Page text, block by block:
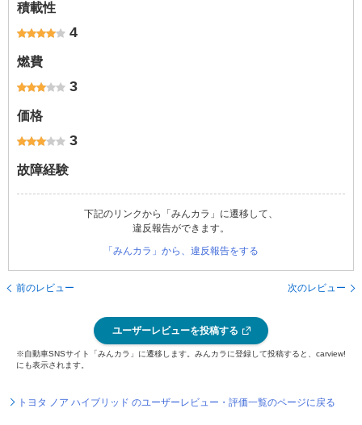
積載性
4
燃費
3
価格
3
故障経験
下記のリンクから「みんカラ」に遷移して、
違反報告ができます。
「みんカラ」から、違反報告をする
前のレビュー 次のレビュー
ユーザーレビューを投稿する
※自動車SNSサイト「みんカラ」に遷移します。みんカラに登録して投稿すると、carview!
にも表示されます。
トヨタ ノア ハイブリッド のユーザーレビュー・評価一覧のページに戻る